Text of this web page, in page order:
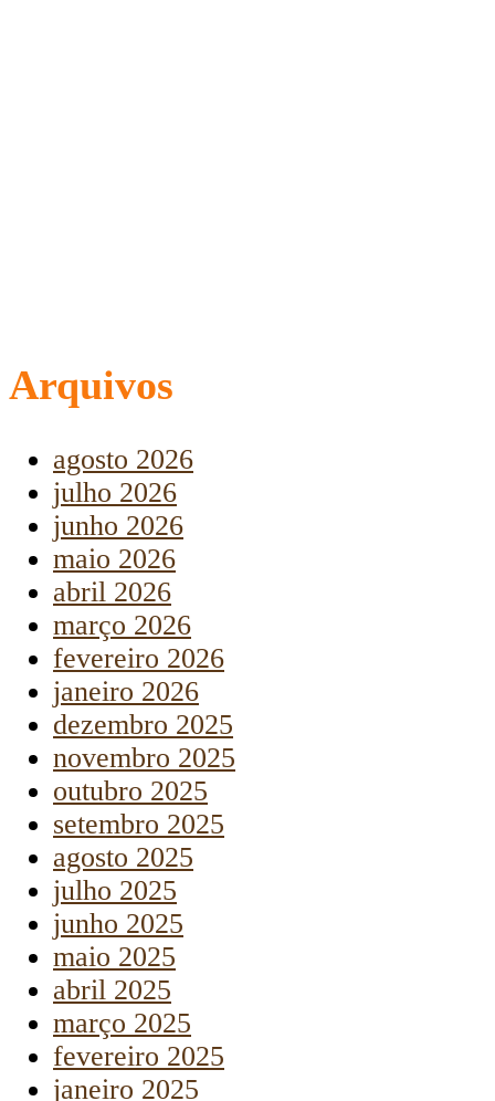
Arquivos
agosto 2026
julho 2026
junho 2026
maio 2026
abril 2026
março 2026
fevereiro 2026
janeiro 2026
dezembro 2025
novembro 2025
outubro 2025
setembro 2025
agosto 2025
julho 2025
junho 2025
maio 2025
abril 2025
março 2025
fevereiro 2025
janeiro 2025